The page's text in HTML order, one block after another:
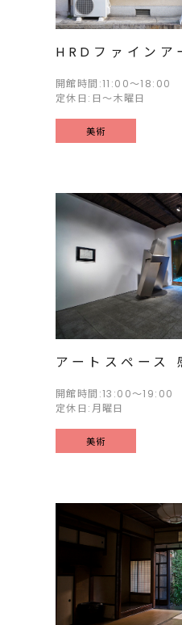
HRDファインア
開館時間:11:00～18:00
定休日:日～木曜日
美術
アートスペース
開館時間:13:00～19:00
定休日:月曜日
美術